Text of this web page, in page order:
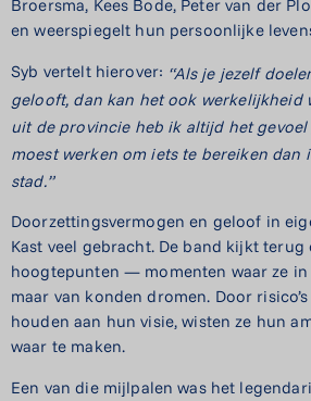
Broersma, Kees Bode, Peter van der
en weerspiegelt hun persoonlijke
Syb vertelt hierover: “Als je jezelf
gelooft, dan kan het ook werkelijkheid
uit de provincie heb ik altijd het gevoel
moest werken om iets te bereiken dan
stad.”
Doorzettingsvermogen en geloof in
Kast veel gebracht. De band kijkt terug
hoogtepunten — momenten waar ze
maar van konden dromen. Door
houden aan hun visie, wisten ze hun
waar te maken.
Een van die mijlpalen was het